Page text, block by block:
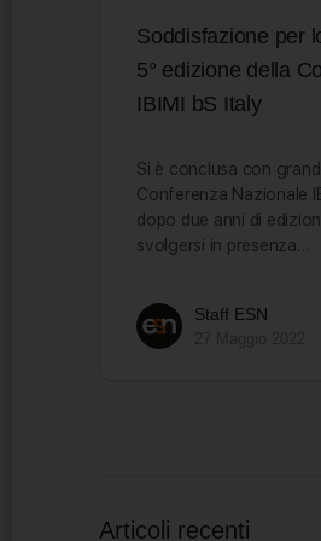
Soddisfazione per
5° edizione della
IBIMI bS Italy
Si è conclusa con
Conferenza Nazionale
dopo due anni di
svolgersi in presenza…
Staff ESN
Articoli recenti